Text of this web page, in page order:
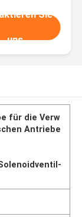
Sie
uns
für die Verw
Antriebe